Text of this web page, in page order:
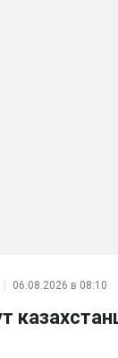
06.08.2026 в 08:10